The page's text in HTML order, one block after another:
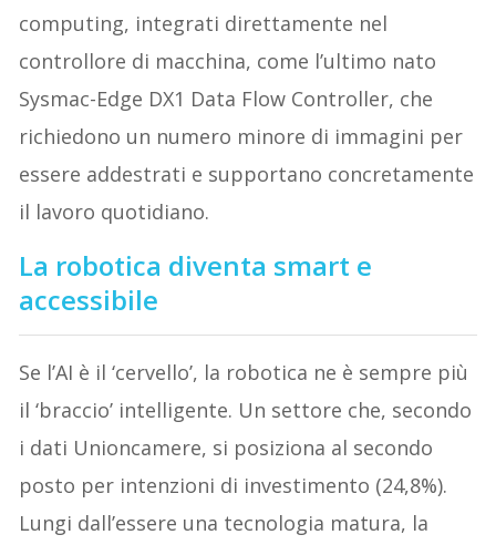
computing, integrati direttamente nel
controllore di macchina, come l’ultimo nato
Sysmac-Edge DX1 Data Flow Controller, che
richiedono un numero minore di immagini per
essere addestrati e supportano concretamente
il lavoro quotidiano.
La robotica diventa smart e
accessibile
Se l’AI è il ‘cervello’, la robotica ne è sempre più
il ‘braccio’ intelligente. Un settore che, secondo
i dati Unioncamere, si posiziona al secondo
posto per intenzioni di investimento (24,8%).
Lungi dall’essere una tecnologia matura, la